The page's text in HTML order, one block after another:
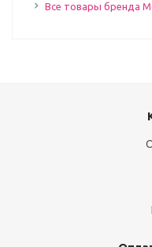
Все товары бренда